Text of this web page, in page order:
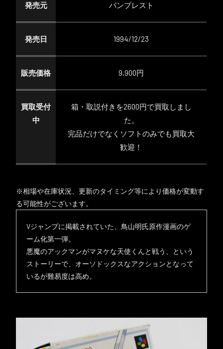
発売元 バンプレスト
発売日 1994/12/23
販売価格 9,900円
買取受付
中
箱・取説付きを2600円で買取しまし
た。
完品だけでなくソフトのみでも買取大
歓迎！
※相場や在庫状況、更新のタイミング等により価格が変動す
る可能性がございます。
Vジャンプに掲載されていた、鳥山明氏原作漫画のゲ
ーム化第一弾。
悪魔のアックマンがマヌケな天使くんと戦う、という
ストーリーで、オーソドックスなアクションとなって
いるが難易度は高め。